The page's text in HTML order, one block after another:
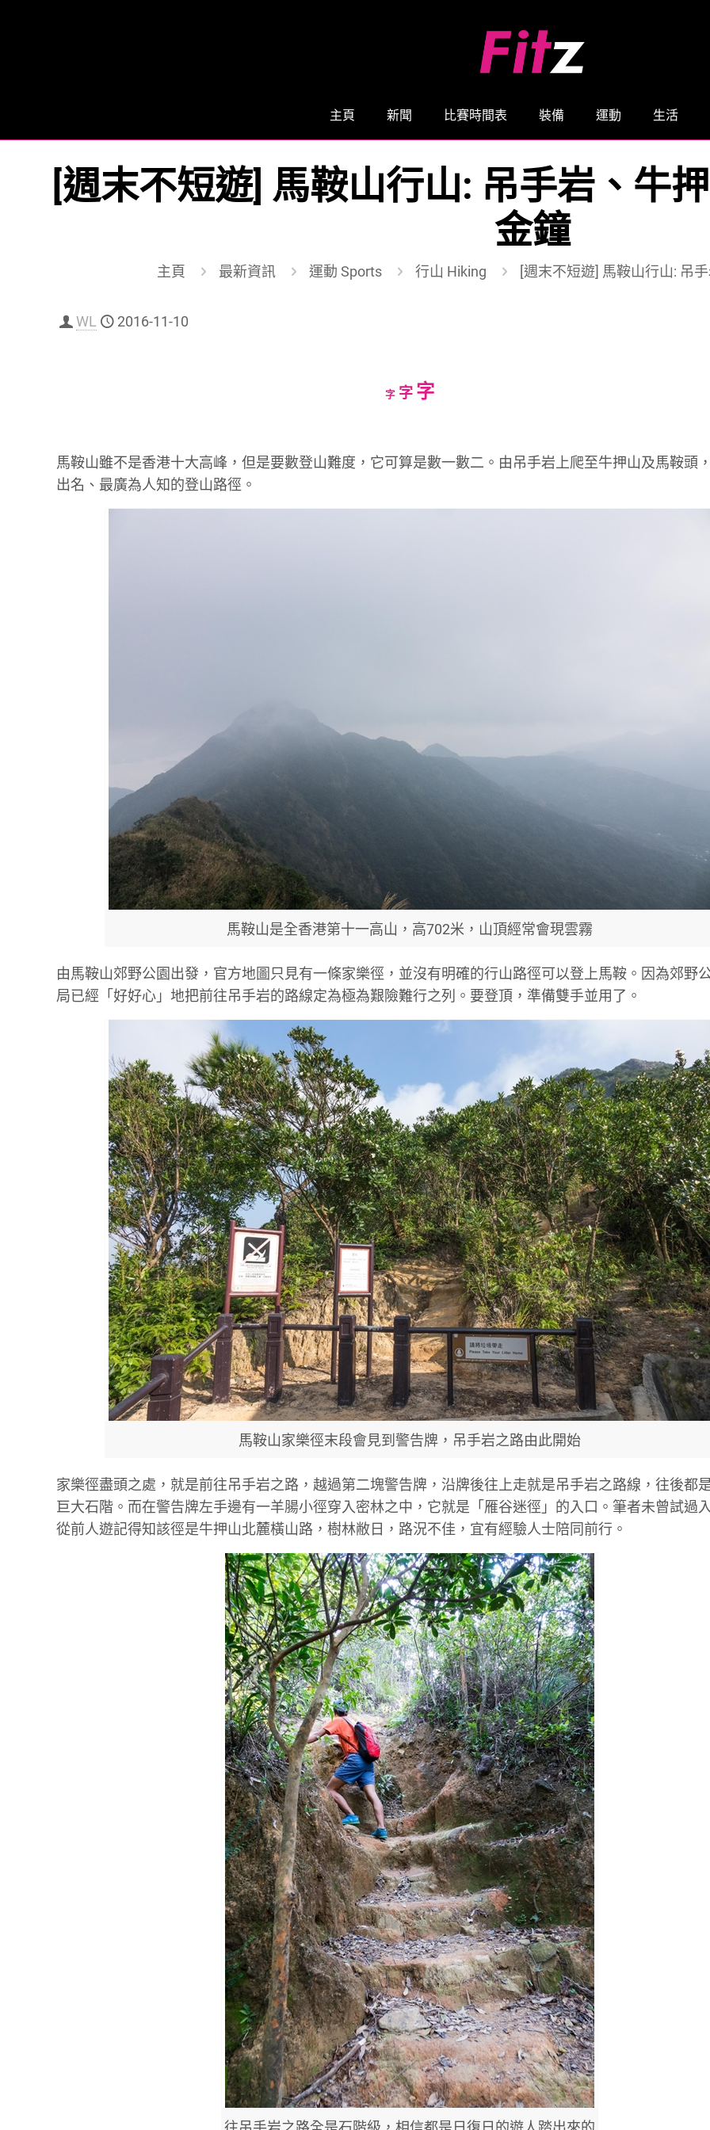
主頁 新聞 比賽時間表 裝備 運動 生活
[週末不短遊] 馬鞍山行山: 吊手岩、牛
金鐘
主頁 最新資訊 運動 Sports 行山 Hiking [週末不短遊] 馬鞍山行山: 吊
WL 2016-11-10
字Decrease
字Reset
字Increase
馬鞍山雖不是香港十大高峰，但是要數登山難度，它可算是數一數二。由吊手岩上爬至牛押山及馬鞍頭
出名、最廣為人知的登山路徑。
馬鞍山是全香港第十一高山，高702米，山頂經常會現雲霧
由馬鞍山郊野公園出發，官方地圖只見有一條家樂徑，並沒有明確的行山路徑可以登上馬鞍。因為郊野
局已經「好好心」地把前往吊手岩的路線定為極為艱險難行之列。要登頂，準備雙手並用了。
馬鞍山家樂徑末段會見到警告牌，吊手岩之路由此開始
家樂徑盡頭之處，就是前往吊手岩之路，越過第二塊警告牌，沿牌後往上走就是吊手岩之路線，往後都
巨大石階。而在警告牌左手邊有一羊腸小徑穿入密林之中，它就是「雁谷迷徑」的入口。筆者未曾試過
從前人遊記得知該徑是牛押山北麓橫山路，樹林敝日，路況不佳，宜有經驗人士陪同前行。